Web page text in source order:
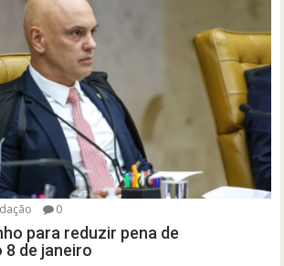
0
para reduzir pena de
8 de janeiro